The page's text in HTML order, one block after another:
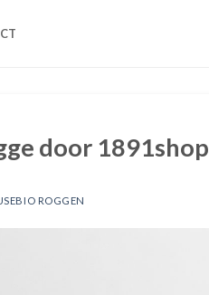
door 1891shop
ROGGEN